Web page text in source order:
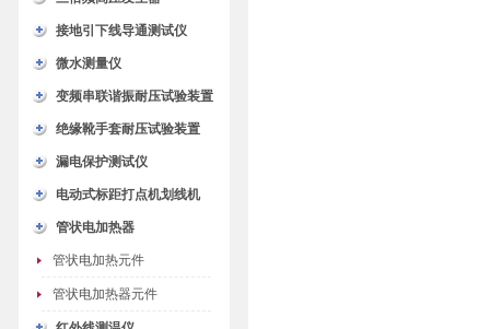
接地引下线导通测试仪
微水测量仪
变频串联谐振耐压试验装置
绝缘靴手套耐压试验装置
漏电保护测试仪
电动式标距打点机划线机
管状电加热器
管状电加热元件
管状电加热器元件